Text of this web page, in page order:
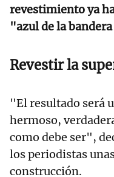
revestimiento ya
"azul de la
Revestir la
"El resultado será
hermoso,
como debe ser",
los periodistas
construcción.